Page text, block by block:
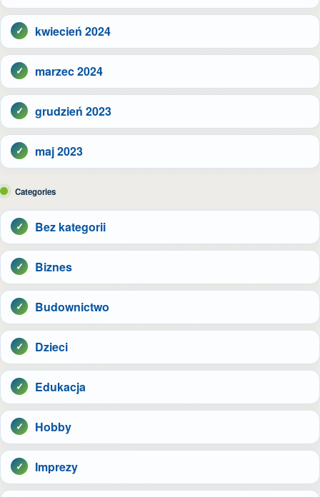
kwiecień 2024
marzec 2024
grudzień 2023
maj 2023
Categories
Bez kategorii
Biznes
Budownictwo
Dzieci
Edukacja
Hobby
Imprezy